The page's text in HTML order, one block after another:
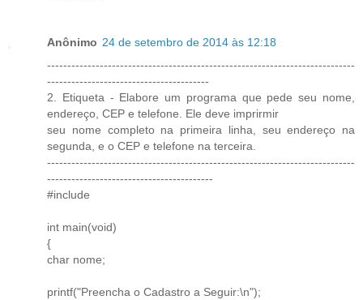
Anônimo 24 de setembro de 2014 às 12:18
----------------------------------------------------------------------------
----------------------------------------
2. Etiqueta - Elabore um programa que pede seu nome,
endereço, CEP e telefone. Ele deve imprirmir
seu nome completo na primeira linha, seu endereço na
segunda, e o CEP e telefone na terceira.
----------------------------------------------------------------------------
-----------------------------------------
#include
int main(void)
{
char nome;
printf("Preencha o Cadastro a Seguir:\n");